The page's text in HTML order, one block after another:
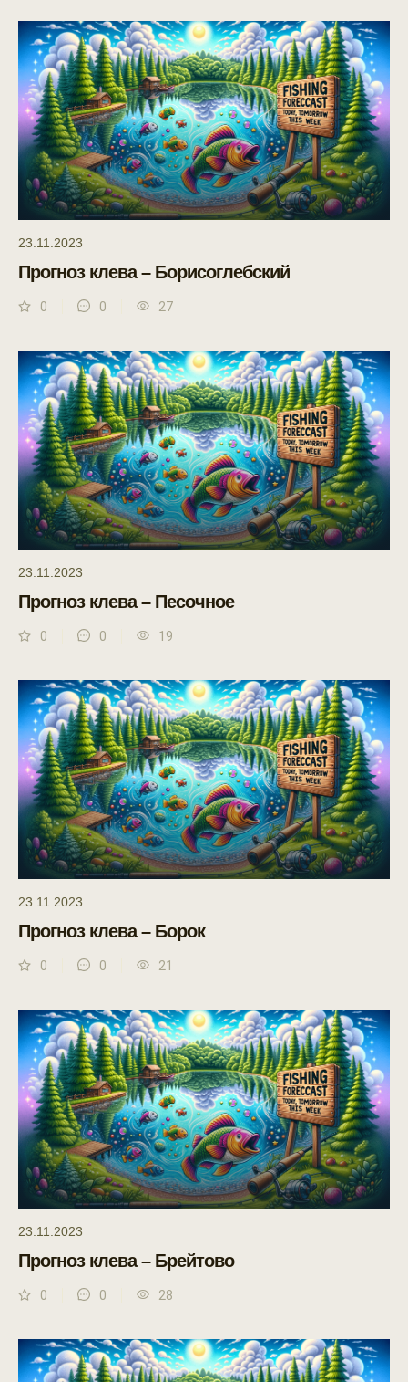
23.11.2023
Прогноз клева – Борисоглебский
0 0 27
23.11.2023
Прогноз клева – Песочное
0 0 19
23.11.2023
Прогноз клева – Борок
0 0 21
23.11.2023
Прогноз клева – Брейтово
0 0 28